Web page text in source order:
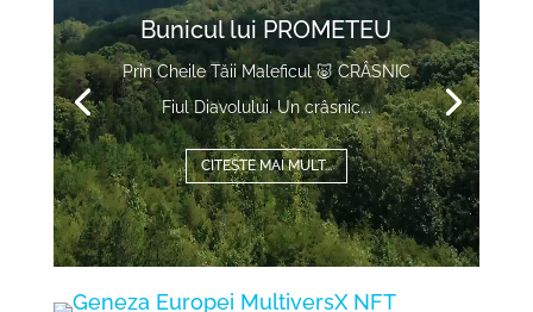
Bunicul lui PROMETEU
Prin Cheile Tăii Maleficul 🐷 CRÂSNIC
Fiul Diavolului. Un crâsnic...
CITEȘTE MAI MULT...